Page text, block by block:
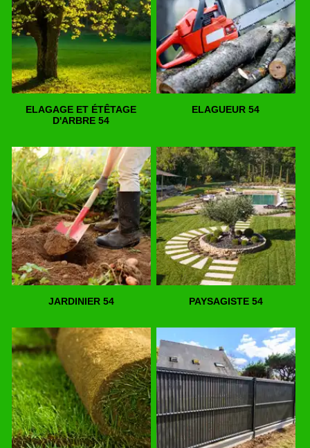
ELAGAGE ET ÉTÊTAGE
D'ARBRE 54
ELAGUEUR 54
JARDINIER 54 PAYSAGISTE 54